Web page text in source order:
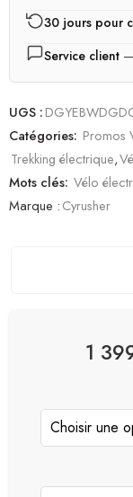
30 jours pour
Service client
UGS :
Catégories: Promos
Trekking électrique,
Mots clés: Vélo
Marque :Cyrusher
1